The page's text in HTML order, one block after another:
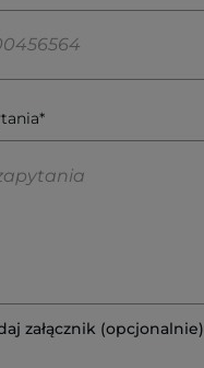
załącznik (opcjonalnie)